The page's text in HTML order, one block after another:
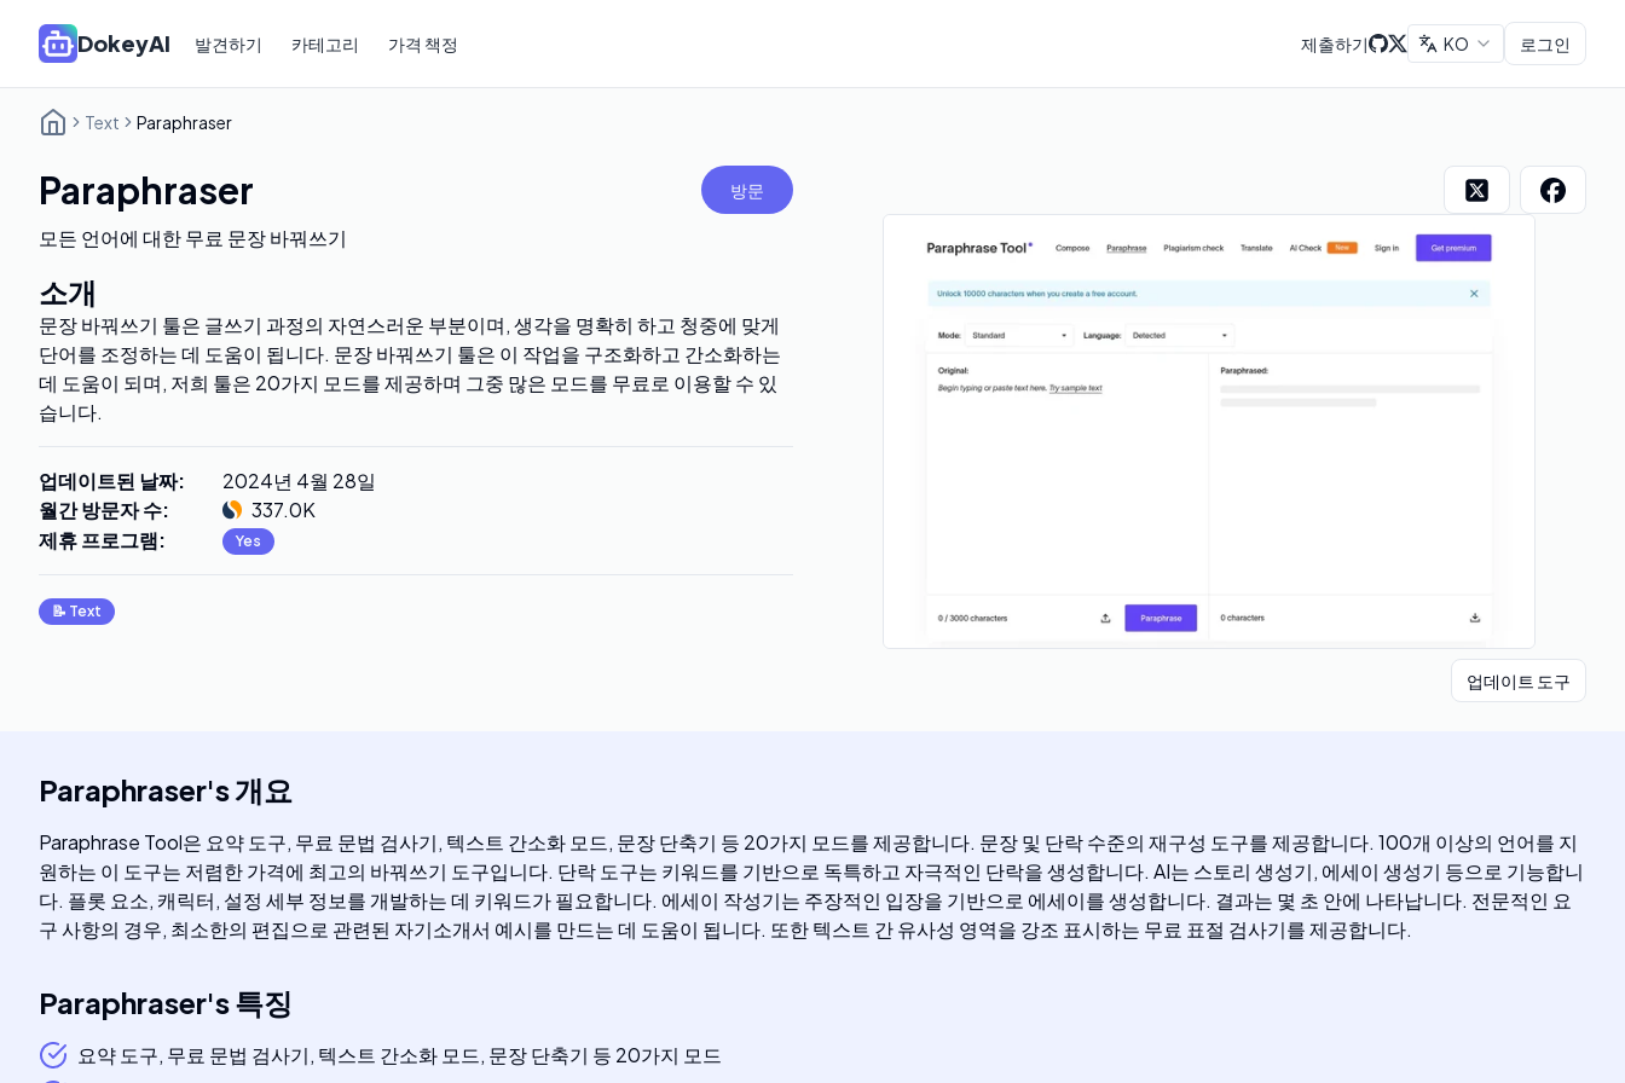
DokeyAI 발견하기 카테고리 가격 책정 제출하기 KO 로그인
Text Paraphraser
Paraphraser 방문
모든 언어에 대한 무료 문장 바꿔쓰기
소개
문장 바꿔쓰기 툴은 글쓰기 과정의 자연스러운 부분이며, 생각을 명확히 하고 청중에 맞게
단어를 조정하는 데 도움이 됩니다. 문장 바꿔쓰기 툴은 이 작업을 구조화하고 간소화하는
데 도움이 되며, 저희 툴은 20가지 모드를 제공하며 그중 많은 모드를 무료로 이용할 수 있
습니다.
업데이트된 날짜:
2024년 4월 28일
월간 방문자 수:
337.0K
제휴 프로그램: Yes
📝 Text
업데이트 도구
Paraphraser's개요
Paraphrase Tool은 요약 도구, 무료 문법 검사기, 텍스트 간소화 모드, 문장 단축기 등 20가지 모드를 제공합니다. 문장 및 단락 수준의 재구성 도구를 제공합니다. 100개 이상의 언어를 지
원하는 이 도구는 저렴한 가격에 최고의 바꿔쓰기 도구입니다. 단락 도구는 키워드를 기반으로 독특하고 자극적인 단락을 생성합니다. AI는 스토리 생성기, 에세이 생성기 등으로 기능합니
다. 플롯 요소, 캐릭터, 설정 세부 정보를 개발하는 데 키워드가 필요합니다. 에세이 작성기는 주장적인 입장을 기반으로 에세이를 생성합니다. 결과는 몇 초 안에 나타납니다. 전문적인 요
구 사항의 경우, 최소한의 편집으로 관련된 자기소개서 예시를 만드는 데 도움이 됩니다. 또한 텍스트 간 유사성 영역을 강조 표시하는 무료 표절 검사기를 제공합니다.
Paraphraser's특징
요약 도구, 무료 문법 검사기, 텍스트 간소화 모드, 문장 단축기 등 20가지 모드